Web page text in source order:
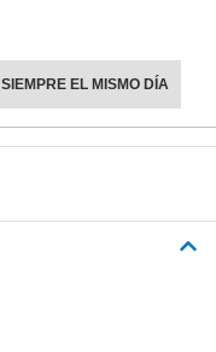
SIEMPRE EL MISMO DÍA